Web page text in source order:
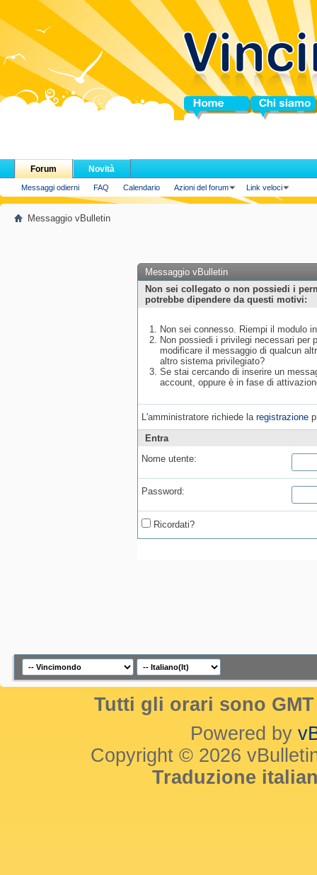
Home Chi siamo
Forum
Messaggi odierni FAQ Calendario Azioni del forum Link veloci
Novità
Messaggio vBulletin
Messaggio vBulletin
Non sei collegato o non possiedi i
potrebbe dipendere da questi motivi:
Non sei connesso. Riempi il modulo
Non possiedi i privilegi necessari per
modificare il messaggio di qualcun
altro sistema privilegiato?
Se stai cercando di inserire un
account, oppure è in fase di
L'amministratore richiede la registrazione
Entra
Nome utente:
Password:
Ricordati?
Tutti gli orari sono
Powered by
Copyright © 2026
Traduzione